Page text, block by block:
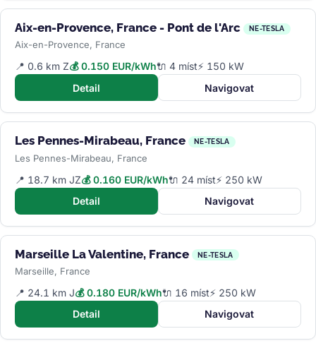
Aix-en-Provence, France - Pont de l'Arc NE-TESLA
Aix-en-Provence, France
📍 0.6 km Z💰 0.150 EUR/kWh🔌 4 míst⚡ 150 kW
Detail
Navigovat
Les Pennes-Mirabeau, France NE-TESLA
Les Pennes-Mirabeau, France
📍 18.7 km JZ💰 0.160 EUR/kWh🔌 24 míst⚡ 250 kW
Detail
Navigovat
Marseille La Valentine, France NE-TESLA
Marseille, France
📍 24.1 km J💰 0.180 EUR/kWh🔌 16 míst⚡ 250 kW
Detail
Navigovat